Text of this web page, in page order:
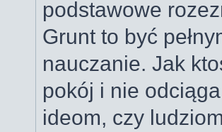
podstawowe
Grunt to być
nauczanie. Jak
pokój i nie
ideom, czy